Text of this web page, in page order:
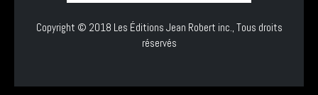
Copyright © 2018 Les Éditions Jean Robert inc. , Tous droits
réservés